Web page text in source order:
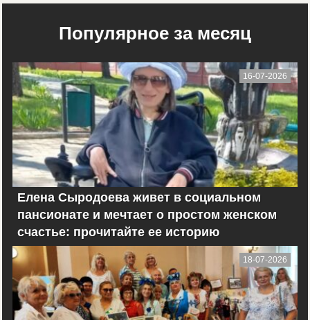
Популярное за месяц
16-07-2026
Елена Сыродоева живет в социальном
пансионате и мечтает о простом женском
счастье: прочитайте ее историю
18-07-2026